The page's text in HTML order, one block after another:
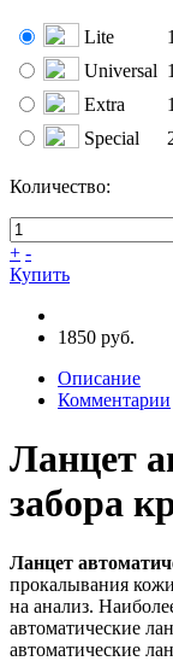
Lite
Universal
Extra
Special
Количество:
+ -
Купить
1850 руб.
Описание
Комментарии
Ланцет
забора
Ланцет
прокалывания
на анализ.
автоматические
автоматические